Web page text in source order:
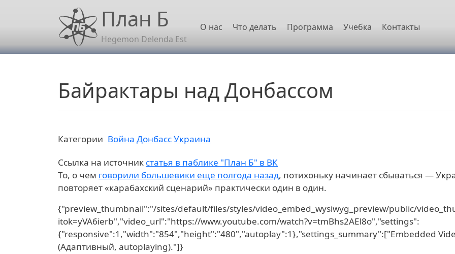
Перейти к основному содержаниюПлан Б
Hegemon Delenda Est
Основная навигация
О нас Что делать Программа Учебка Контакты
Байрактары над Донбассом
Категории Война ДонбассУкраина
Ссылка на источник статья в паблике "План Б" в ВК
То, о чем говорили большевики еще полгода назад, потихоньку начинает сбываться —
повторяет «карабахский сценарий» практически один в один.
{"preview_thumbnail":"/sites/default/files/styles/video_embed_wysiwyg_preview/public/
itok=yVA6ierb","video_url":"https://www.youtube.com/watch?v=tmBhs2AEl8o","settings":
{"responsive":1,"width":"854","height":"480","autoplay":1},"settings_summary":["Embedded
(Адаптивный, autoplaying)."]}